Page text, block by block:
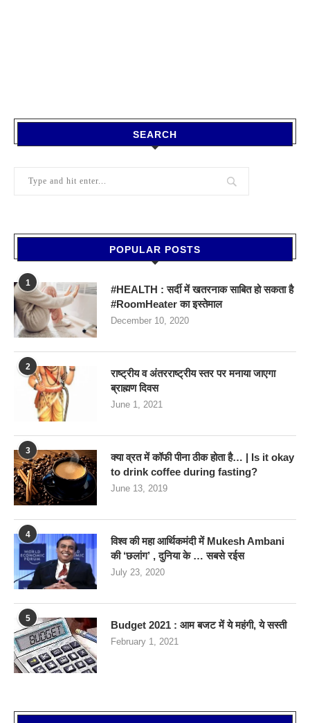
SEARCH
POPULAR POSTS
1
#HEALTH : सर्दी में खतरनाक साबित हो सकता है
#RoomHeater का इस्तेमाल
December 10, 2020
2
राष्ट्रीय व अंतरराष्ट्रीय स्तर पर मनाया जाएगा
ब्राह्मण दिवस
June 1, 2021
3
क्या व्रत में कॉफी पीना ठीक होता है… | Is it okay
to drink coffee during fasting?
June 13, 2019
4
विश्व की महा आर्थिकमंदी में Mukesh Ambani
की ‘छलांग’ , दुनिया के … सबसे रईस
July 23, 2020
5
Budget 2021 : आम बजट में ये महंगी, ये सस्‍ती
February 1, 2021